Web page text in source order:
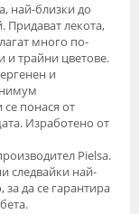
най-близки до
Придават лекота,
много по-
и трайни цветове.
и
понася от
Изработено от
Pielsa.
следвайки най-
за да се гарантира